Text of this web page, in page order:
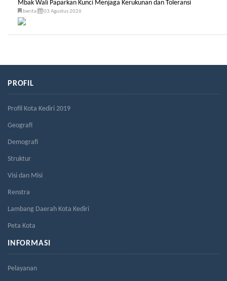
Mbak Wali Paparkan Kunci Menjaga Kerukunan dan Toleransi
berita 03 Agustus 2026
PROFIL
Profil Kota Kediri 2019
Geografi
Demografi
Struktur
Visi dan Misi
Renstra
Lambang Daerah Kota Kediri
Peta Kota
INFORMASI
Pelayanan